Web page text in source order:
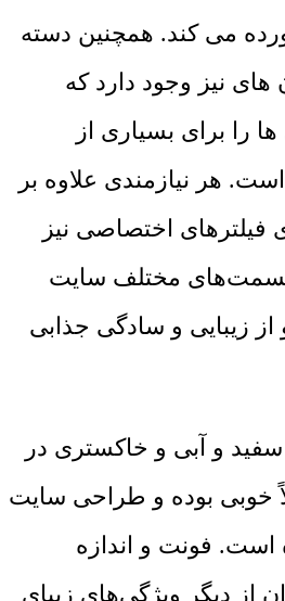
می کند. همچنین دسته
نیز وجود دارد که
را برای بسیاری از
هر نیازمندی علاوه بر
فیلترهای اختصاصی نیز
مختلف سایت
از زیبایی و سادگی جذابی
و آبی و خاکستری در
خوبی بوده و طراحی سایت
است. فونت و اندازه
از دیگر ویژگی‌های زیبای